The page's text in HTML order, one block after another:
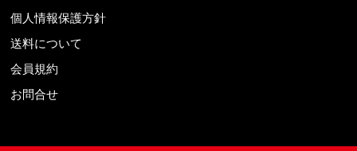
個人情報保護方針
送料について
会員規約
お問合せ